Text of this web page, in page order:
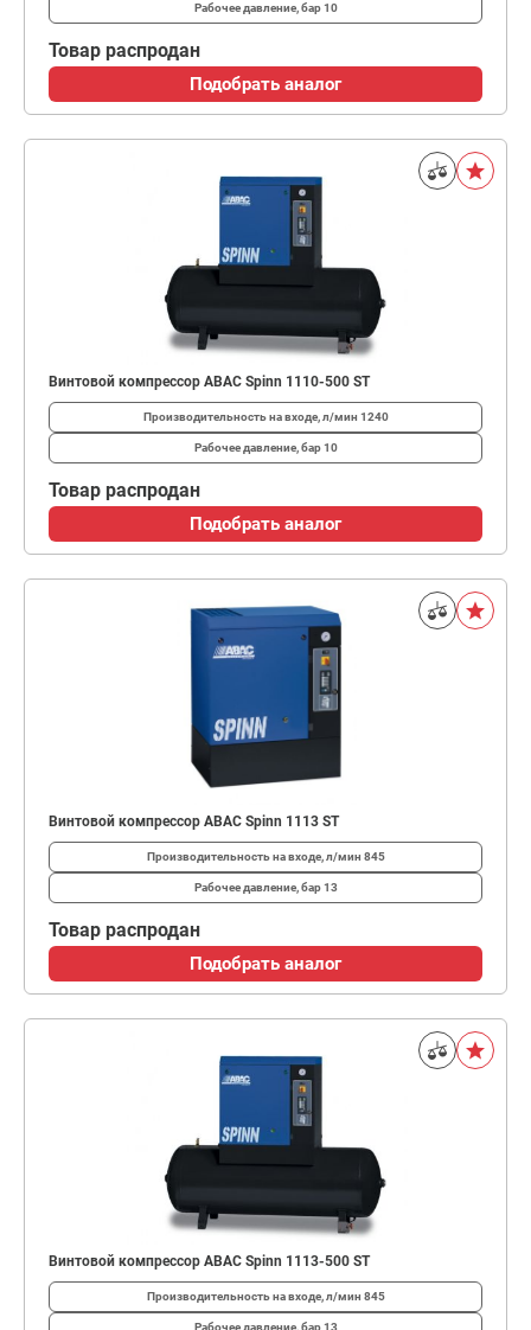
Рабочее давление, бар10
Товар распродан
Подобрать аналог
Винтовой компрессор ABAC Spinn 1110-500 ST
Производительность на входе, л/мин 1240
Рабочее давление, бар10
Товар распродан
Подобрать аналог
Винтовой компрессор ABAC Spinn 1113 ST
Производительность на входе, л/мин 845
Рабочее давление, бар13
Товар распродан
Подобрать аналог
Винтовой компрессор ABAC Spinn 1113-500 ST
Производительность на входе, л/мин 845
Рабочее давление, бар13